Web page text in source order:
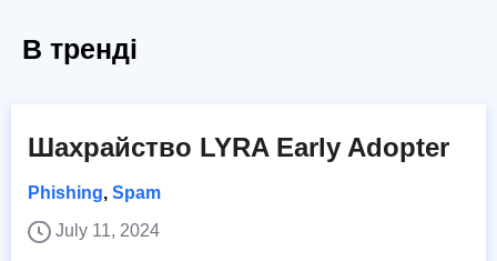
В тренді
Шахрайство LYRA Early Adopter
Phishing, Spam
July 11, 2024